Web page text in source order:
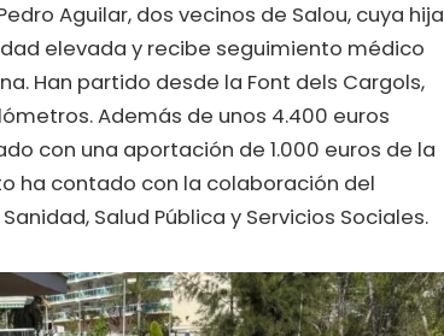
Aguilar, dos vecinos de Salou, cuya hija
elevada y recibe seguimiento médico
Han partido desde la Font dels Cargols,
Además de unos 4.400 euros
con una aportación de 1.000 euros de la
ha contado con la colaboración del
Salud Pública y Servicios Sociales.